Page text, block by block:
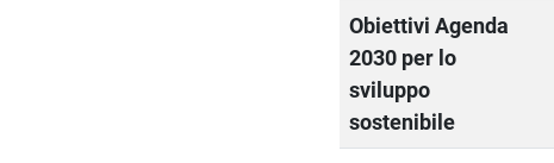
Obiettivi Agenda
2030 per lo
sviluppo
sostenibile